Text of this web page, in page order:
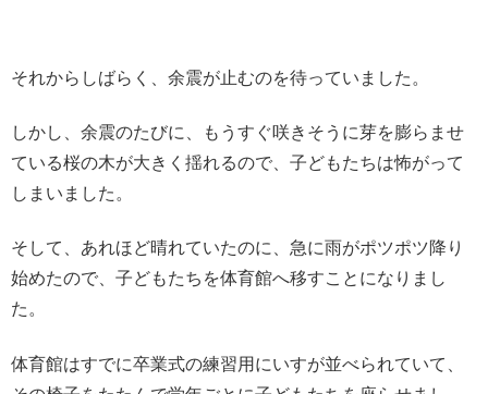
それからしばらく、余震が止むのを待っていました。
しかし、余震のたびに、もうすぐ咲きそうに芽を膨らませ
ている桜の木が大きく揺れるので、子どもたちは怖がって
しまいました。
そして、あれほど晴れていたのに、急に雨がポツポツ降り
始めたので、子どもたちを体育館へ移すことになりまし
た。
体育館はすでに卒業式の練習用にいすが並べられていて、